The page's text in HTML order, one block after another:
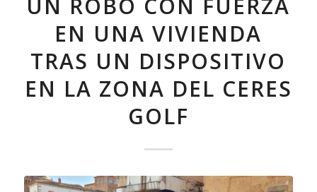
UN ROBO CON FUERZA
EN UNA VIVIENDA
TRAS UN DISPOSITIVO
EN LA ZONA DEL CERES
GOLF